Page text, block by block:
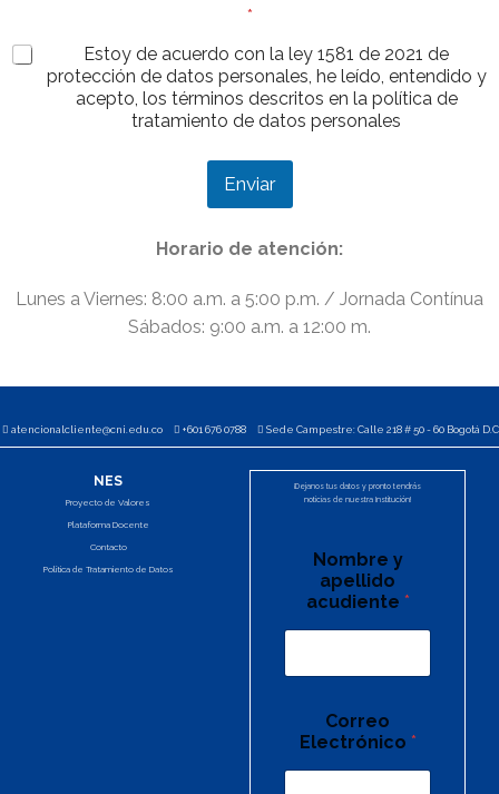
*
Estoy de acuerdo con la ley 1581 de 2021 de
protección de datos personales, he leído, entendido y
acepto, los términos descritos en la política de
tratamiento de datos personales
Enviar
Horario de atención:
Lunes a Viernes: 8:00 a.m. a 5:00 p.m. / Jornada Contínua
Sábados: 9:00 a.m. a 12:00 m.
atencionalcliente@cni.edu.co +601 676 0788 Sede Campestre: Calle 218 # 50 - 60 Bogotá D.C
NES
Proyecto de Valores
Plataforma Docente
Contacto
Política de Tratamiento de Datos
¡Dejanos tus datos y pronto tendrás
noticias de nuestra Institución!
Nombre y
apellido
acudiente *
Correo
Electrónico *